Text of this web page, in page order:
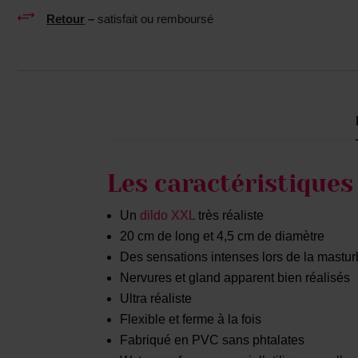
+ Retour – satisfait ou remboursé
Les
Un dildo XXL
très réaliste
20 cm de long et 4,5 cm de diamètre
Des sensations intenses lors de la
Nervures et gland apparent bien réalisés
Ultra réaliste
Flexible et ferme à la fois
Fabriqué en PVC sans phtalates